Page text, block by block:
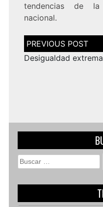
tendencias de la
nacional.
Navegación
de
entradas
Desigualdad extrema
Buscar: